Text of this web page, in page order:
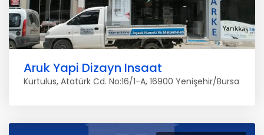
Aruk Yapi Dizayn Insaat
Kurtulus, Atatürk Cd. No:16/1-A, 16900 Yenişehir/Bursa